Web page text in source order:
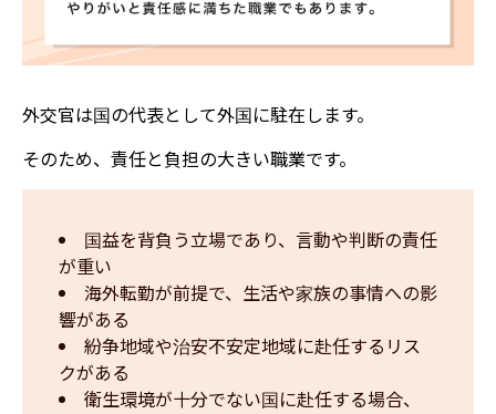
外交官は国の代表として外国に駐在します。
そのため、責任と負担の大きい職業です。
国益を背負う立場であり、言動や判断の責任
が重い
海外転勤が前提で、生活や家族の事情への影
響がある
紛争地域や治安不安定地域に赴任するリス
クがある
衛生環境が十分でない国に赴任する場合、